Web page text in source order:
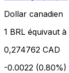
Dollar canadien
1 BRL équivaut à
0,274762 CAD
-0.0022 (0.80%)